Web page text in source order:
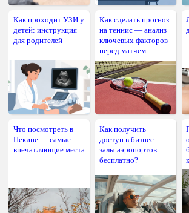
Как проходит УЗИ у
детей: инструкция
для родителей
Как сделать прогноз
на теннис — анализ
ключевых факторов
перед матчем
Что посмотреть в
Пекине — самые
впечатляющие места
Как получить
доступ в бизнес-
залы аэропортов
бесплатно?